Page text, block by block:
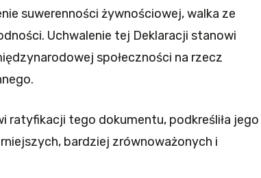
suwerenności żywnościowej, walka ze
Uchwalenie tej Deklaracji stanowi
społeczności na rzecz
ratyfikacji tego dokumentu, podkreśliła jego
bardziej zrównoważonych i